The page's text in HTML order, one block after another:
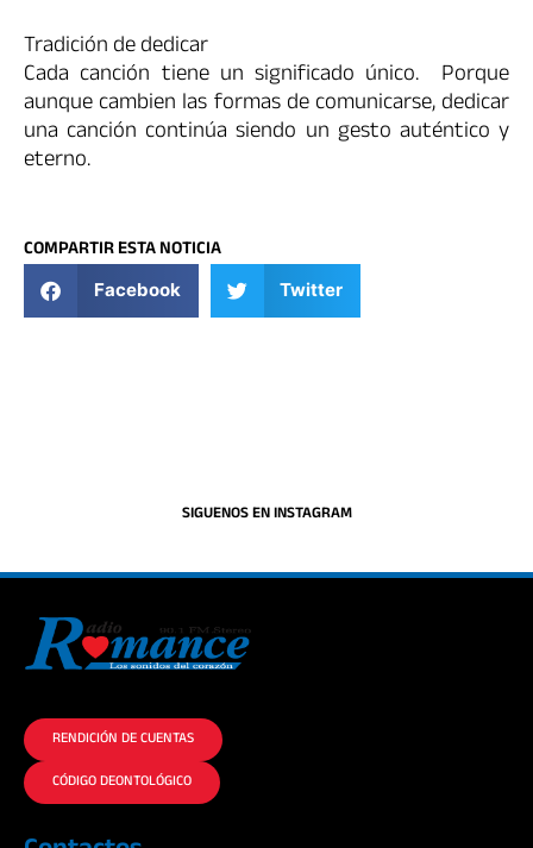
Tradición de dedicar
Cada canción tiene un significado único. Porque
aunque cambien las formas de comunicarse, dedicar
una canción continúa siendo un gesto auténtico y
eterno.
COMPARTIR ESTA NOTICIA
Facebook Twitter
SIGUENOS EN INSTAGRAM
RENDICIÓN DE CUENTAS
CÓDIGO DEONTOLÓGICO